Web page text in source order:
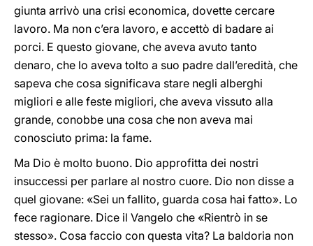
giunta arrivò una crisi economica, dovette cercare
lavoro. Ma non c’era lavoro, e accettò di badare ai
porci. E questo giovane, che aveva avuto tanto
denaro, che lo aveva tolto a suo padre dall’eredità, che
sapeva che cosa significava stare negli alberghi
migliori e alle feste migliori, che aveva vissuto alla
grande, conobbe una cosa che non aveva mai
conosciuto prima: la fame.
Ma Dio è molto buono. Dio approfitta dei nostri
insuccessi per parlare al nostro cuore. Dio non disse a
quel giovane: «Sei un fallito, guarda cosa hai fatto». Lo
fece ragionare. Dice il Vangelo che «Rientrò in se
stesso». Cosa faccio con questa vita? La baldoria non